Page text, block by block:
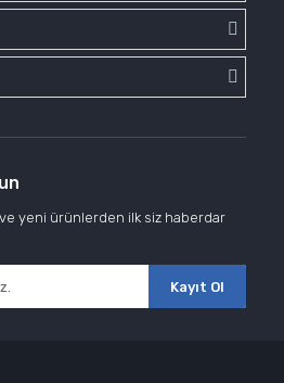
yeni ürünlerden ilk siz haberdar
Kayıt Ol